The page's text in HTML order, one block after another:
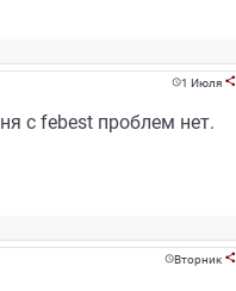
1 Июля 
с febest проблем нет.
Вторник 